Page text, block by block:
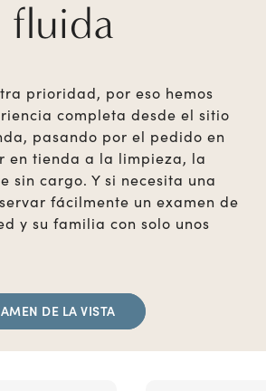
fluida
prioridad, por eso hemos
completa desde el sitio
pasando por el pedido en
en tienda a la limpieza, la
sin cargo. Y si necesita una
fácilmente un examen de
y su familia con solo unos
DE LA VISTA